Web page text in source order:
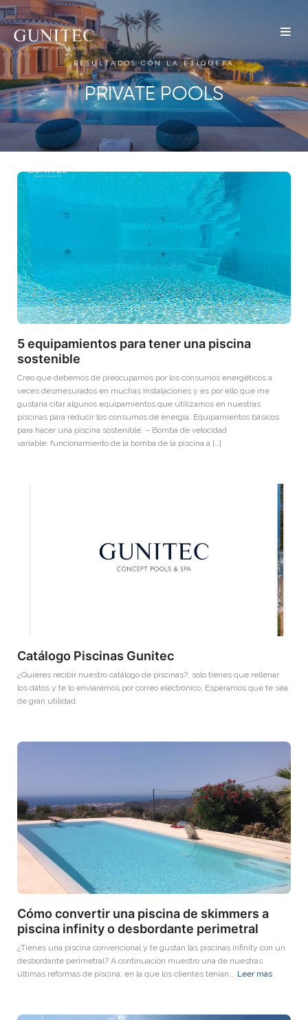
The
Airbnb
Blog –
Belong
Anywhere
RESULTADOS CON LA ETIQUETA
PRIVATE POOLS
5 equipamientos para tener una piscina
sostenible
Creo que debemos de preocuparnos por los consumos energéticos a
veces desmesurados en muchas instalaciones y es por ello que me
gustaría citar algunos equipamientos que utilizamos en nuestras
piscinas para reducir los consumos de energía. Equipamientos básicos
para hacer una piscina sostenible: – Bomba de velocidad
variable: funcionamiento de la bomba de la piscina a […]
Catálogo Piscinas Gunitec
¿Quieres recibir nuestro catálogo de piscinas?, solo tienes que rellenar
los datos y te lo enviaremos por correo electrónico. Esperamos que te sea
de gran utilidad.
Cómo convertir una piscina de skimmers a
piscina infinity o desbordante perimetral
¿Tienes una piscina convencional y te gustan las piscinas infinity con un
desbordante perimetral? A continuación muestro una de nuestras
últimas reformas de piscina, en la que los clientes tenían... Leer más